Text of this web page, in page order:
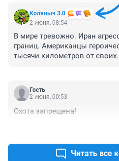
Коляныч 3.0
2 июня, 08:54
В мире тревожно. Иран
границ. Американцы
тысячи километров от своих.
Гость
2 июня, 00:53
Охота запрещена!
Читать все